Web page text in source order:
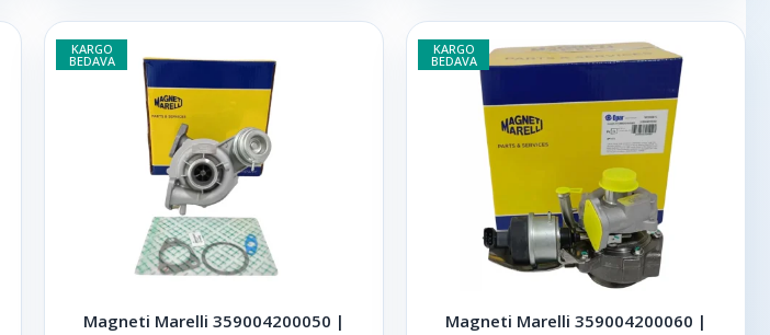
KARGO
BEDAVA
Magneti Marelli 359004200050 |
KARGO
BEDAVA
Magneti Marelli 359004200060 |